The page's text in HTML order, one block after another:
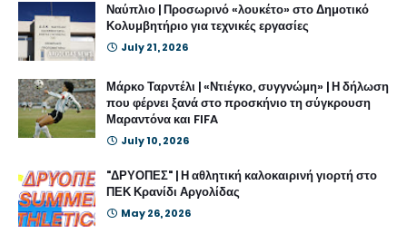
Ναύπλιο | Προσωρινό «λουκέτο» στο Δημοτικό
Κολυμβητήριο για τεχνικές εργασίες
July 21, 2026
Μάρκο Ταρντέλι | «Ντιέγκο, συγγνώμη» | Η δήλωση
που φέρνει ξανά στο προσκήνιο τη σύγκρουση
Μαραντόνα και FIFA
July 10, 2026
"ΔΡΥΟΠΕΣ" | Η αθλητική καλοκαιρινή γιορτή στο
ΠΕΚ Κρανίδι Αργολίδας
May 26, 2026